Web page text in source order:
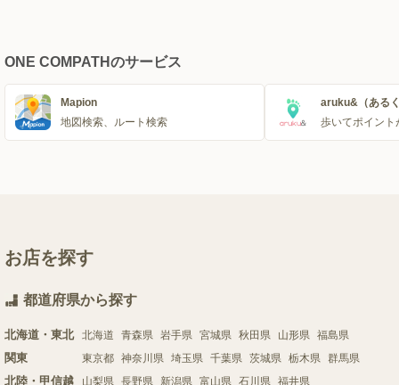
ONE COMPATHのサービス
Mapion
地図検索、ルート検索
aruku&（ある
歩いてポイント
お店を探す
都道府県から探す
北海道・東北 北海道 青森県 岩手県 宮城県 秋田県 山形県 福島県
関東 東京都 神奈川県 埼玉県 千葉県 茨城県 栃木県 群馬県
北陸・甲信越 山梨県 長野県 新潟県 富山県 石川県 福井県